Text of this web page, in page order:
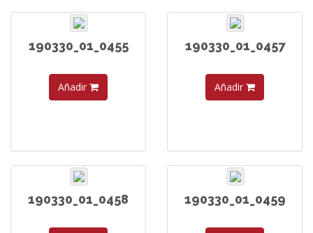
190330_01_0455
Añadir
190330_01_0457
Añadir
190330_01_0458 190330_01_0459